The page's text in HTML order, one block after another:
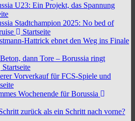
U23: Ein Projekt, das Spannung
Stadtchampion 2025: No bed of
Startseite
Hattrick ebnet den Weg ins Finale
dann Tore – Borussia ringt
Startseite
Vorverkauf für FCS-Spiele und
Wochenende für Borussia
zurück als ein Schritt nach vorne?